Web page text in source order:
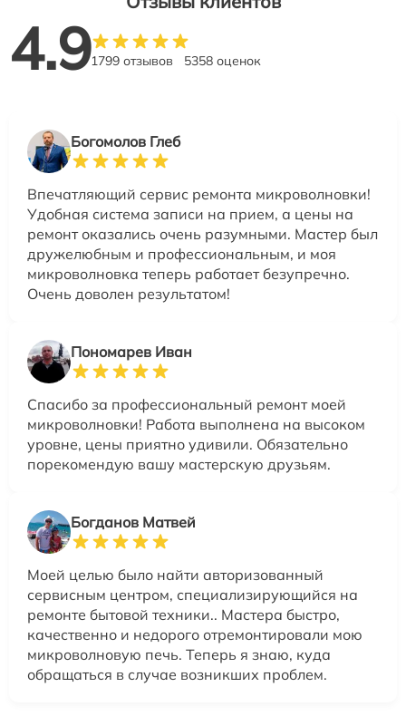
4.91799 отзывов 5358 оценок
Богомолов Глеб
Впечатляющий сервис ремонта микроволновки!
Удобная система записи на прием, а цены на
ремонт оказались очень разумными. Мастер был
дружелюбным и профессиональным, и моя
микроволновка теперь работает безупречно.
Очень доволен результатом!
Пономарев Иван
Спасибо за профессиональный ремонт моей
микроволновки! Работа выполнена на высоком
уровне, цены приятно удивили. Обязательно
порекомендую вашу мастерскую друзьям.
Богданов Матвей
Моей целью было найти авторизованный
сервисным центром, специализирующийся на
ремонте бытовой техники.. Мастера быстро,
качественно и недорого отремонтировали мою
микроволновую печь. Теперь я знаю, куда
обращаться в случае возникших проблем.